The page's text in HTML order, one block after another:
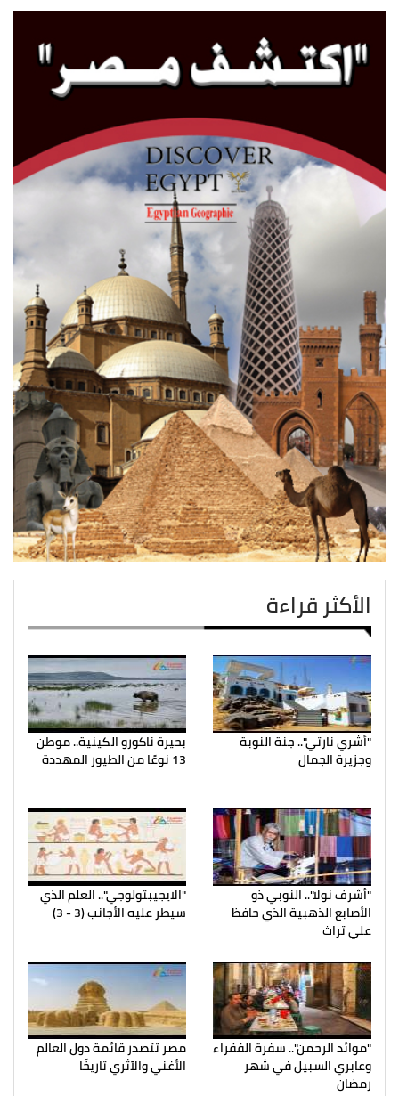
الأكثر قراءة
"أشري نارتي".. جنة النوبة
وجزيرة الجمال
بحيرة ناكورو الكينية.. موطن
13 نوعًا من الطيور المهددة
"أشرف نولا".. النوبي ذو
الأصابع الذهبية الذي حافظ
علي تراث
"الايجيبتولوجي".. العلم الذي
سيطر عليه الأجانب (3 - 3)
"موائد الرحمن".. سفرة الفقراء
وعابري السبيل في شهر
رمضان
مصر تتصدر قائمة دول العالم
الأغني والآثري تاريخًا